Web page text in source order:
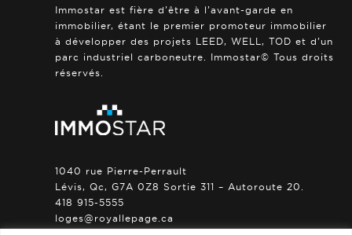
Immostar est fière d’être à l’avant-garde en
immobilier, étant le premier promoteur immobilier
à développer des projets LEED, WELL, TOD et d’un
parc industriel carboneutre. Immostar© Tous droits
réservés.
1040 rue Pierre-Perrault
Lévis, Qc, G7A 0Z8 Sortie 311 – Autoroute 20.
418 915-5555
loges@royallepage.ca